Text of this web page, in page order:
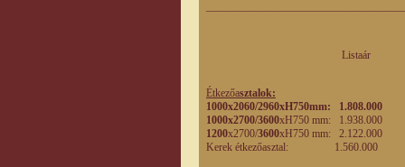
Listaár
Étkezőasztalok:
1000x2060/2960xH750mm:
1000x2700/3600xH750 mm:
1200x2700/3600xH750 mm:
Kerek étkezőasztal: 1.560.000